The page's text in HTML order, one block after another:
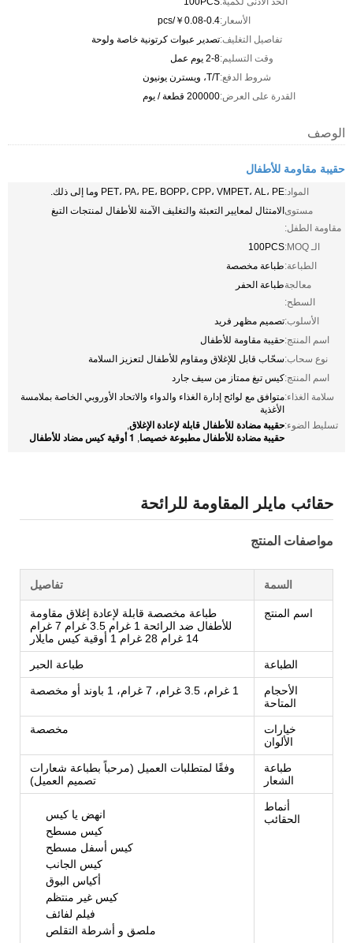
الأسعار:￥0.08-0.4/pcs
تفاصيل التغليف:تصدير عبوات كرتونية خاصة ولوحة
وقت التسليم:2-8 يوم عمل
شروط الدفع:T/T، ويسترن يونيون
القدرة على العرض:200000 قطعة / يوم
الوصف
حقيبة مقاومة للأطفال
المواد:PET، PA، PE، BOPP، CPP، VMPET، AL، PE وما إلى ذلك.
مستوى
مقاومة الطفل:
الامتثال لمعايير التعبئة والتغليف الآمنة للأطفال لمنتجات التبغ
الـ MOQ:
100PCS
الطباعة:طباعة مخصصة
معالجة
السطح:
طباعة الحفر
الأسلوب:تصميم مظهر فريد
اسم المنتج:حقيبة مقاومة للأطفال
نوع سحاب:سحّاب قابل للإغلاق ومقاوم للأطفال لتعزيز السلامة
اسم المنتج:كيس تبغ ممتاز من سيف جارد
سلامة الغذاء:متوافق مع لوائح إدارة الغذاء والدواء والاتحاد الأوروبي الخاصة بملامسة
الأغذية
تسليط الضوء:حقيبة مضادة للأطفال قابلة لإعادة الإغلاق,
حقيبة مضادة للأطفال مطبوعة خصيصا, 1 أوقية كيس مضاد للأطفال
حقائب مايلر المقاومة للرائحة
مواصفات المنتج
السمة تفاصيل
اسم المنتج
طباعة مخصصة قابلة لإعادة إغلاق مقاومة
للأطفال ضد الرائحة 1 غرام 3.5 غرام 7 غرام
14 غرام 28 غرام 1 أوقية كيس مايلار
الطباعة طباعة الحبر
الأحجام
المتاحة
1 غرام، 3.5 غرام، 7 غرام، 1 باوند أو مخصصة
خيارات
الألوان
مخصصة
طباعة
الشعار
وفقًا لمتطلبات العميل (مرحباً بطباعة شعارات
تصميم العميل)
أنماط
الحقائب
انهض يا كيس
كيس مسطح
كيس أسفل مسطح
كيس الجانب
أكياس البوق
كيس غير منتظم
فيلم لفائف
ملصق و أشرطة التقلص